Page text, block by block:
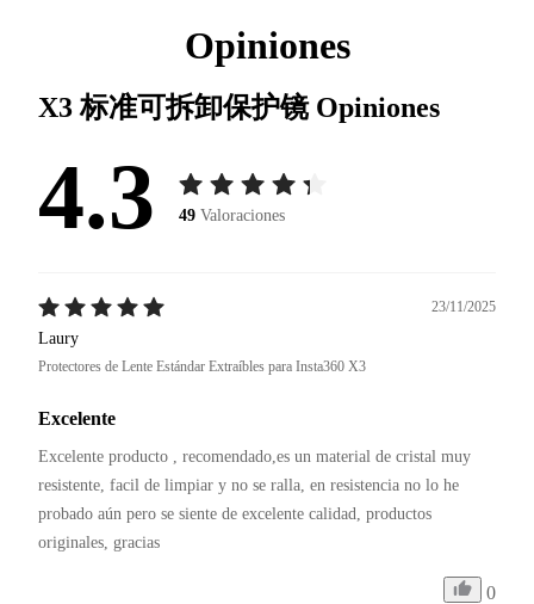
Opiniones
X3 标准可拆卸保护镜 Opiniones
4.3 49 Valoraciones
23/11/2025
Laury
Protectores de Lente Estándar Extraíbles para Insta360 X3
Excelente
Excelente producto , recomendado,es un material de cristal muy
resistente, facil de limpiar y no se ralla, en resistencia no lo he
probado aún pero se siente de excelente calidad, productos
originales, gracias
0